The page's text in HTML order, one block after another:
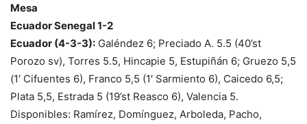
Mesa
Ecuador Senegal 1-2
Ecuador (4-3-3): Galéndez 6; Preciado A. 5.5 (40’st
Porozo sv), Torres 5.5, Hincapie 5, Estupiñán 6; Gruezo 5,5
(1′ Cifuentes 6), Franco 5,5 (1′ Sarmiento 6), Caicedo 6,5;
Plata 5,5, Estrada 5 (19’st Reasco 6), Valencia 5.
Disponibles: Ramírez, Domínguez, Arboleda, Pacho,